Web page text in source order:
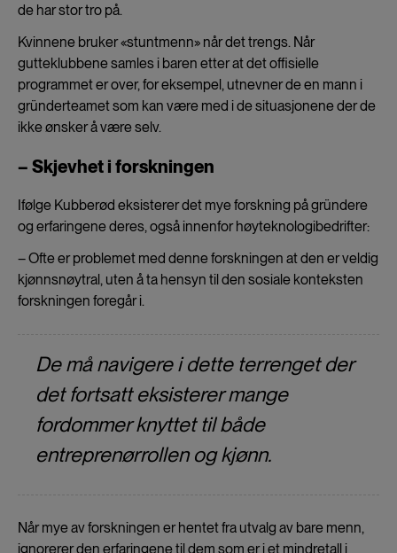
de har stor tro på.
Kvinnene bruker «stuntmenn» når det trengs. Når
gutteklubbene samles i baren etter at det offisielle
programmet er over, for eksempel, utnevner de en mann i
gründerteamet som kan være med i de situasjonene der de
ikke ønsker å være selv.
– Skjevhet i forskningen
Ifølge Kubberød eksisterer det mye forskning på gründere
og erfaringene deres, også innenfor høyteknologibedrifter:
– Ofte er problemet med denne forskningen at den er veldig
kjønnsnøytral, uten å ta hensyn til den sosiale konteksten
forskningen foregår i.
De må navigere i dette terrenget der
det fortsatt eksisterer mange
fordommer knyttet til både
entreprenørrollen og kjønn.
Når mye av forskningen er hentet fra utvalg av bare menn,
ignorerer den erfaringene til dem som er i et mindretall i